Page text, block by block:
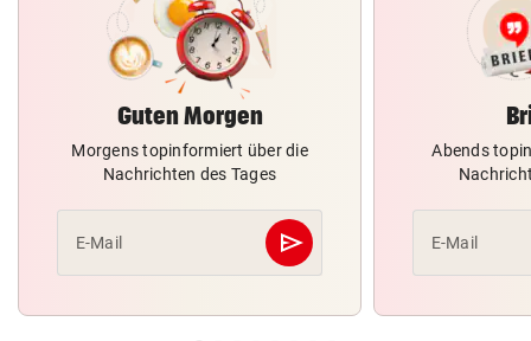
Guten Morgen
Morgens topinformiert über die
Nachrichten des Tages
E-Mail send
Abschicken
Abends
E-Mail